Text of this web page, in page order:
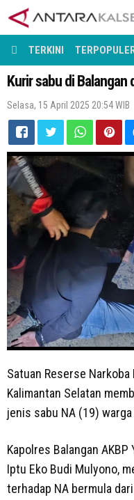
TERKINI
Kurir sabu di Balangan
Selasa, 15 April 2025 20:54 WIB
Satuan Reserse
Kalimantan Selatan
jenis sabu NA (19)
Kapolres Balangan
Iptu Eko Budi Mulyono,
terhadap NA bermula